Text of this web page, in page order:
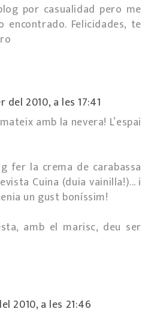
por casualidad pero me
encontrado. Felicidades, te
del 2010, a les 17:41
amb la nevera! L’espai
fer la crema de carabassa
Cuina (duia vainilla!)... i
un gust boníssim!
amb el marisc, deu ser
2010, a les 21:46